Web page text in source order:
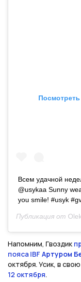
Всем удачной
@usykaa Sunny
you smile! #usyk
Публикация от
Напомним, Гвоздик
пояса IBF Артуром
октября. Усик, в
12 октября.